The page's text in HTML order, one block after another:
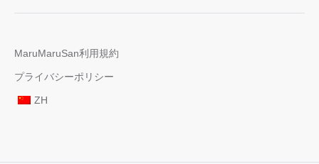
MaruMaruSan利用規約
プライバシーポリシー
ZH